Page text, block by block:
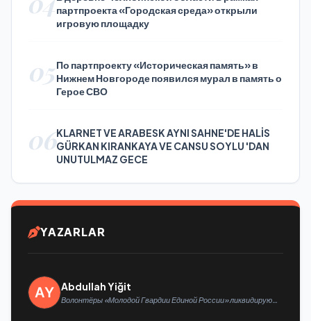
партпроекта «Городская среда» открыли
игровую площадку
05По партпроекту «Историческая память» в
Нижнем Новгороде появился мурал в память о
Герое СВО
06KLARNET VE ARABESK AYNI SAHNE'DE HALİS
GÜRKAN KIRANKAYA VE CANSU SOYLU 'DAN
UNUTULMAZ GECE
YAZARLAR
Abdullah Yiğit
Волонтёры «Молодой Гвардии Единой России» ликвидируют